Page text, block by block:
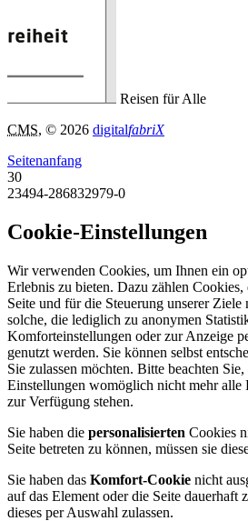
Reisen für Alle
CMS, © 2026 digitalfabriX
Seitenanfang
30
23494-286832979-0
Cookie-Einstellungen
Wir verwenden Cookies, um Ihnen ein
Erlebnis zu bieten. Dazu zählen
Seite und für die Steuerung unserer
solche, die lediglich zu anonymen
Komforteinstellungen oder zur Anzeige
genutzt werden. Sie können selbst
Sie zulassen möchten. Bitte beachten
Einstellungen womöglich nicht mehr alle
zur Verfügung stehen.
Sie haben die personalisierten Cookies
Seite betreten zu können, müssen sie
Sie haben das Komfort-Cookie nicht
auf das Element oder die Seite dauerhaft
dieses per Auswahl zulassen.